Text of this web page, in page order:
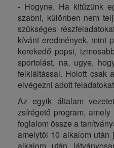
- Hogyne. Ha kitűzünk
szabni, különben nem
szükséges
kívánt eredmények, mint
kerekedő popsi,
sportolást, na, ugye,
felkiáltással. Holott csak
elvégezni adott
Az egyik általam
zsírégető program,
foglalom össze a
amelytől 10 alkalom után